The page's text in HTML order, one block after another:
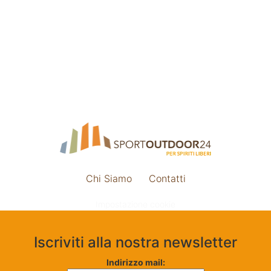
Chi Siamo Contatti
Iscriviti alla nostra newsletter
Indirizzo mail: